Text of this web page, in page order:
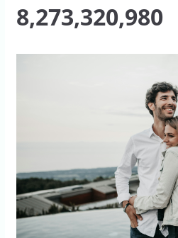
8,273,320,985